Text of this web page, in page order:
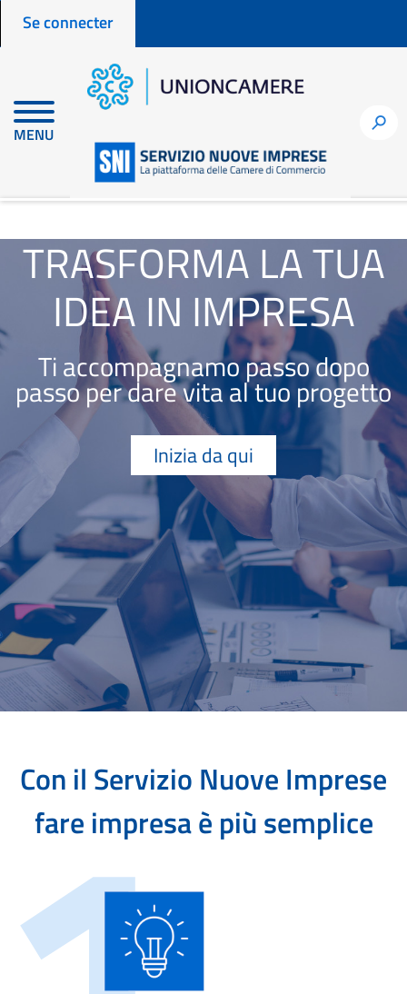
principal
Menu profilo utente
Se connecter
MENU
h
fr node
TRASFORMA LA TUA
IDEA IN IMPRESA
Ti accompagnamo passo dopo
passo per dare vita al tuo progetto
Inizia da qui
Con il Servizio Nuove Imprese
fare impresa è più semplice